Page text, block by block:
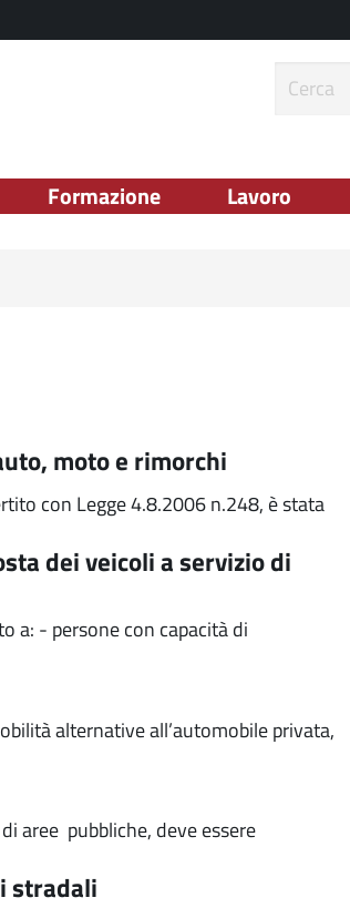
Formazione Lavoro
moto e rimorchi
con Legge 4.8.2006 n.248, è stata
dei veicoli a servizio di
a: - persone con capacità di
alternative all’automobile privata,
aree pubbliche, deve essere
stradali